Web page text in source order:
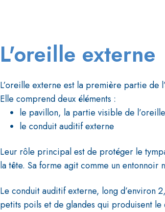
L'oreille externe
L’oreille externe est la première partie de
Elle comprend deux éléments :
le pavillon, la partie visible de l’oreille
le conduit auditif externe
Leur rôle principal est de protéger le
la tête. Sa forme agit comme un entonnoir
Le conduit auditif externe, long d’environ
petits poils et de glandes qui produisent le